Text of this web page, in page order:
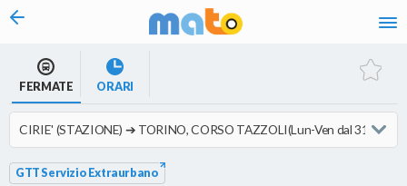
vai al contenuto
FERMATE ORARI
GTT Servizio Extraurbano